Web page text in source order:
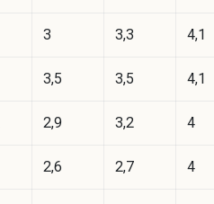
3 3,3 4,1
3,5 3,5 4,1
2,9 3,2 4
2,6 2,7 4